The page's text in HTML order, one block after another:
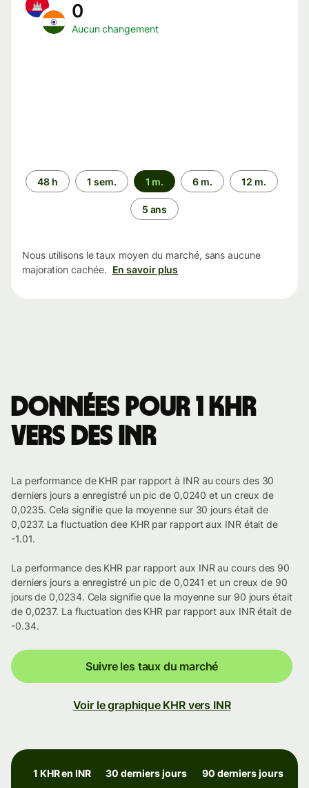
0
Aucun changement
Période
48 h 1 sem. 1 m. 6 m. 12 m.
5 ans
Nous utilisons le taux moyen du marché, sans aucune
majoration cachée. En savoir plus
Données pour 1 KHR
vers des INR
La performance de KHR par rapport à INR au cours des 30
derniers jours a enregistré un pic de 0,0240 et un creux de
0,0235. Cela signifie que la moyenne sur 30 jours était de
0,0237. La fluctuation dee KHR par rapport aux INR était de
-1.01.
La performance des KHR par rapport aux INR au cours des 90
derniers jours a enregistré un pic de 0,0241 et un creux de 90
jours de 0,0234. Cela signifie que la moyenne sur 90 jours était
de 0,0237. La fluctuation des KHR par rapport aux INR était de
-0.34.
Suivre les taux du marché
Voir le graphique KHR vers INR
1 KHR en INR 30 derniers jours 90 derniers jours